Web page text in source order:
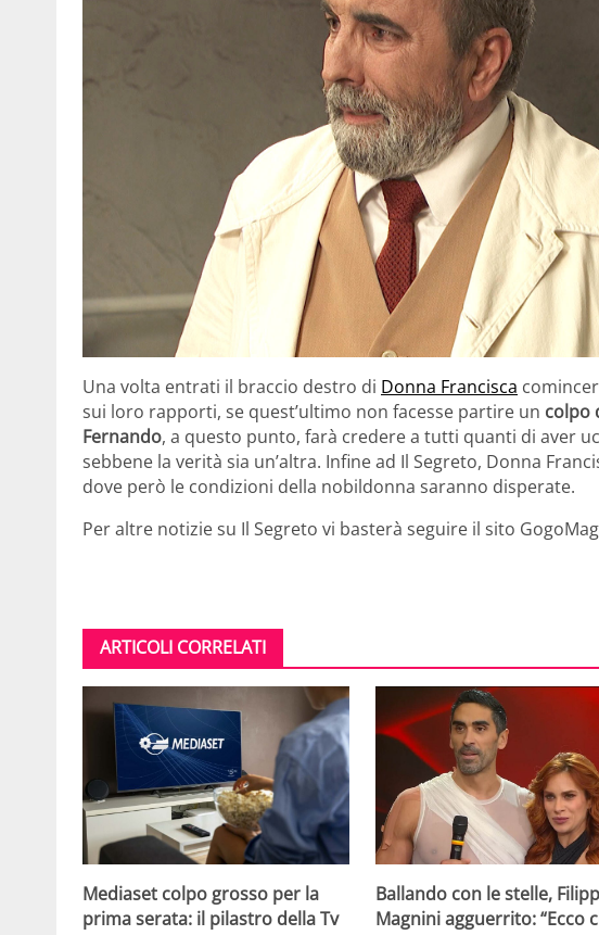
Una volta entrati il braccio destro di Donna Francisca
sui loro rapporti, se quest’ultimo non facesse partire un colpo
Fernando, a questo punto, farà credere a tutti quanti di aver
sebbene la verità sia un’altra. Infine ad Il Segreto, Donna
dove però le condizioni della nobildonna saranno disperate.
Per altre notizie su Il Segreto vi basterà seguire il sito
ARTICOLI CORRELATI
Mediaset colpo grosso per la
prima serata: il pilastro della Tv
Ballando con le stelle,
Magnini agguerrito: “Ecco